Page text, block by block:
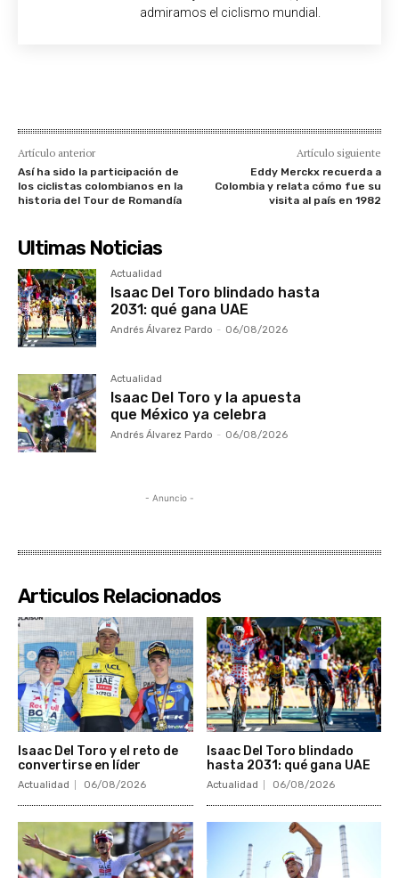
admiramos el ciclismo mundial.
Artículo anterior
Así ha sido la participación de
los ciclistas colombianos en la
historia del Tour de Romandía
Artículo siguiente
Eddy Merckx recuerda a
Colombia y relata cómo fue su
visita al país en 1982
Ultimas Noticias
Actualidad
Isaac Del Toro blindado hasta
2031: qué gana UAE
Andrés Álvarez Pardo - 06/08/2026
Actualidad
Isaac Del Toro y la apuesta
que México ya celebra
Andrés Álvarez Pardo - 06/08/2026
- Anuncio -
Articulos Relacionados
Isaac Del Toro y el reto de
convertirse en líder
Actualidad 06/08/2026
Isaac Del Toro blindado
hasta 2031: qué gana UAE
Actualidad 06/08/2026